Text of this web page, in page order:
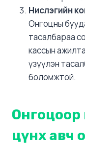
Нислэгийн
Онгоцны
тасалбараа
кассын
үзүүлэн
боломжтой.
Онгоцоор
цүнх авч